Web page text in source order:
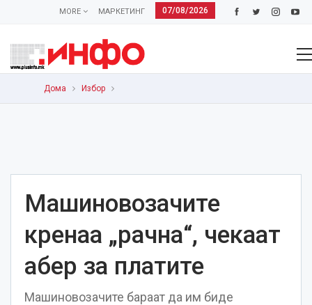
07/08/2026
МАРКЕТИНГ
MORE
Дома Избор
Машиновозачите
кренаа „рачна“, чекаат
абер за платите
Машиновозачите бараат да им биде